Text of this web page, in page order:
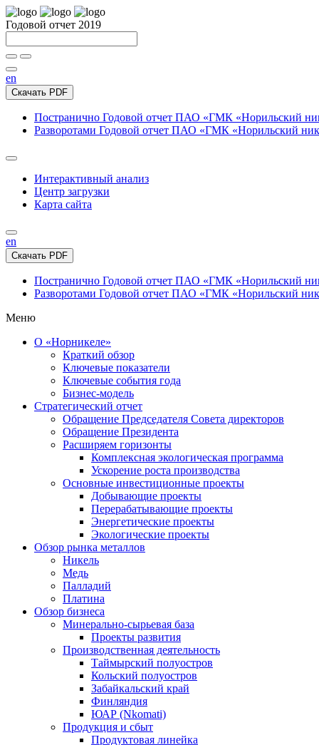
Годовой отчет 2019
en
Скачать PDF
Постранично Годовой отчет ПАО «ГМК «Норильский
Разворотами Годовой отчет ПАО «ГМК «Норильский
Интерактивный анализ
Центр загрузки
Карта сайта
en
Скачать PDF
Постранично Годовой отчет ПАО «ГМК «Норильский
Разворотами Годовой отчет ПАО «ГМК «Норильский
Меню
О «Норникеле»
Краткий обзор
Ключевые показатели
Ключевые события года
Бизнес-модель
Стратегический отчет
Обращение Председателя Совета директоров
Обращение Президента
Расширяем горизонты
Комплексная экологическая программа
Ускорение роста производства
Основные инвестиционные проекты
Добывающие проекты
Перерабатывающие проекты
Энергетические проекты
Экологические проекты
Обзор рынка металлов
Никель
Медь
Палладий
Платина
Обзор бизнеса
Минерально-сырьевая база
Проекты развития
Производственная деятельность
Таймырский полуостров
Кольский полуостров
Забайкальский край
Финляндия
ЮАР (Nkomati)
Продукция и сбыт
Продуктовая линейка